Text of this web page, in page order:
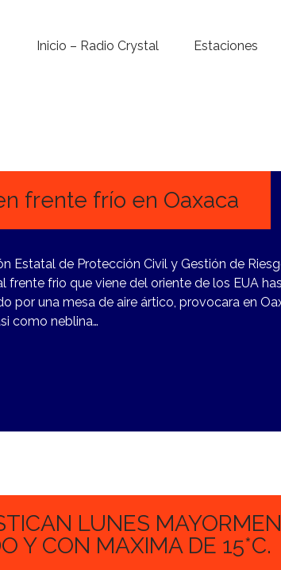
Inicio – Radio Crystal Estaciones
Noticias
Para ti
Contacto
frente frío en Oaxaca
Estatal de Protección Civil y Gestión de
frente frio que viene del oriente de los EUA
por una mesa de aire ártico, provocara en
como neblina…
LUNES
Y CON MAXIMA DE 15*C.